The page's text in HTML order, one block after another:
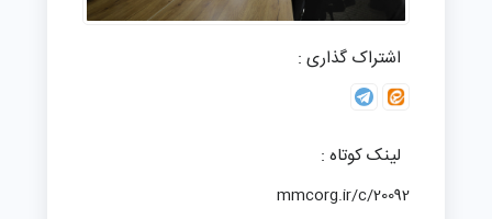
اشتراک گذاری :
لینک کوتاه :
mmcorg.ir/c/20092